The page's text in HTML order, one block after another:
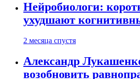
Нейробиологи:
ухудшают
2 месяца спустя
Александр
возобновить